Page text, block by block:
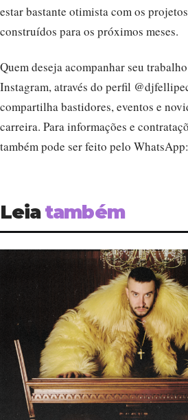
estar bastante otimista com os
construídos para os próximos meses.
Quem deseja acompanhar seu
Instagram, através do perfil
compartilha bastidores, eventos e
carreira. Para informações e
também pode ser feito pelo
Leiatambém